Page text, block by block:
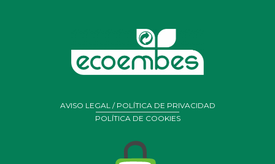
AVISO LEGAL / POLÍTICA DE PRIVACIDAD
POLÍTICA DE COOKIES
Portal de Belén realizado por alumnos y profesores de
del Ies Ojos del Guadiana de Daimiel con residuos y